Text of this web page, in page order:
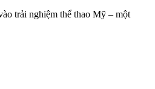
trải nghiệm thể thao Mỹ – một